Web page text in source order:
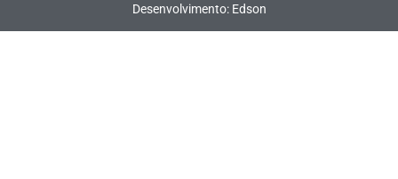
Desenvolvimento: Edson